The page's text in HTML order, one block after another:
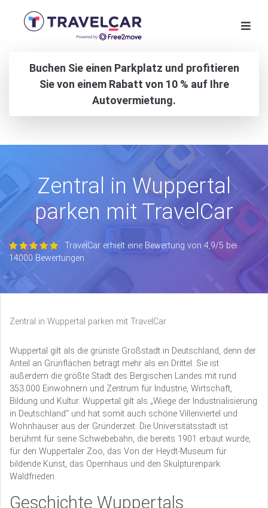
Buchen Sie einen Parkplatz und profitieren
Sie von einem Rabatt von 10 % auf Ihre
Autovermietung.
Zentral in Wuppertal
parken mit TravelCar
TravelCar erhielt eine Bewertung von 4,9/5 bei
14000 Bewertungen
Zentral in Wuppertal parken mit TravelCar
Wuppertal gilt als die grünste Großstadt in Deutschland, denn der
Anteil an Grünflächen beträgt mehr als ein Drittel. Sie ist
außerdem die größte Stadt des Bergischen Landes mit rund
353.000 Einwohnern und Zentrum für Industrie, Wirtschaft,
Bildung und Kultur. Wuppertal gilt als „Wiege der Industrialisierung
in Deutschland“ und hat somit auch schöne Villenviertel und
Wohnhäuser aus der Gründerzeit. Die Universitätsstadt ist
berühmt für seine Schwebebahn, die bereits 1901 erbaut wurde,
für den Wuppertaler Zoo, das Von der Heydt-Museum für
bildende Kunst, das Opernhaus und den Skulpturenpark
Waldfrieden.
Geschichte Wuppertals